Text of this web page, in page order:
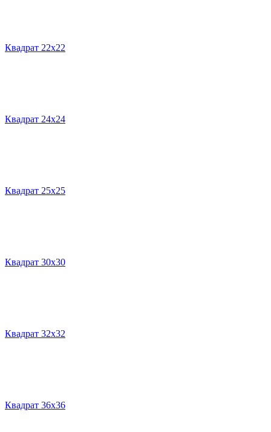
Квадрат 22х22
Квадрат 24х24
Квадрат 25х25
Квадрат 30х30
Квадрат 32х32
Квадрат 36х36